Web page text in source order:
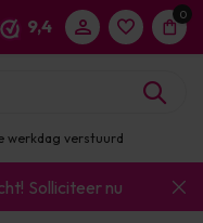
9,4
0
merken
Solliciteer nu